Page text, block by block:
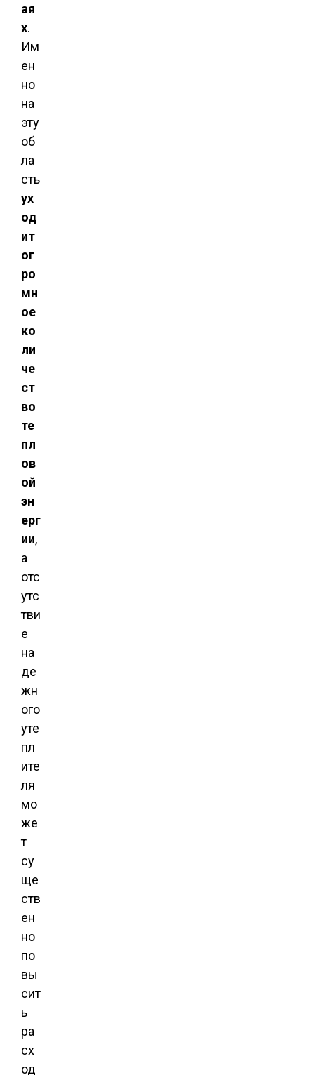
ая
х.
Им
ен
но
на
эту
об
ла
сть
ух
од
ит
ог
ро
мн
ое
ко
ли
че
ст
во
те
пл
ов
ой
эн
ерг
ии,
а
отс
утс
тви
е
на
де
жн
ого
уте
пл
ите
ля
мо
же
т
су
ще
ств
ен
но
по
вы
сит
ь
ра
сх
од